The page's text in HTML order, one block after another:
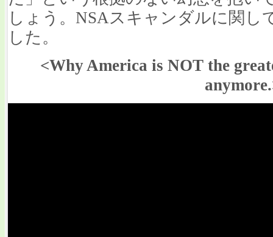
しょう。NSAスキャンダルに関し
した。
<Why America is NOT the